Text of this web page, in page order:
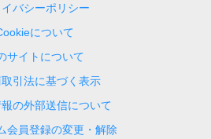
バシーポリシー
について
サイトについて
引法に基づく表示
の外部送信について
会員登録の変更・解除